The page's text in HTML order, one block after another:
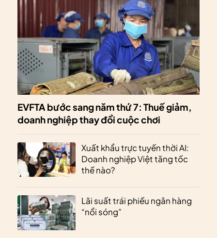
EVFTA bước sang năm thứ 7: Thuế giảm,
doanh nghiệp thay đổi cuộc chơi
Xuất khẩu trực tuyến thời AI:
Doanh nghiệp Việt tăng tốc
thế nào?
Lãi suất trái phiếu ngân hàng
“nổi sóng”